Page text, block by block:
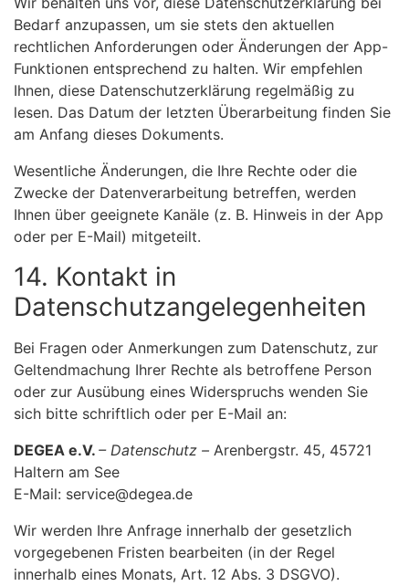
Bedarf anzupassen, um sie stets den aktuellen
rechtlichen Anforderungen oder Änderungen der App-
Funktionen entsprechend zu halten. Wir empfehlen
Ihnen, diese Datenschutzerklärung regelmäßig zu
lesen. Das Datum der letzten Überarbeitung finden Sie
am Anfang dieses Dokuments.
Wesentliche Änderungen, die Ihre Rechte oder die
Zwecke der Datenverarbeitung betreffen, werden
Ihnen über geeignete Kanäle (z. B. Hinweis in der App
oder per E-Mail) mitgeteilt.
14. Kontakt in
Datenschutzangelegenheiten
Bei Fragen oder Anmerkungen zum Datenschutz, zur
Geltendmachung Ihrer Rechte als betroffene Person
oder zur Ausübung eines Widerspruchs wenden Sie
sich bitte schriftlich oder per E-Mail an:
DEGEA e.V. – Datenschutz – Arenbergstr. 45, 45721
Haltern am See
E-Mail: service@degea.de
Wir werden Ihre Anfrage innerhalb der gesetzlich
vorgegebenen Fristen bearbeiten (in der Regel
innerhalb eines Monats, Art. 12 Abs. 3 DSGVO).